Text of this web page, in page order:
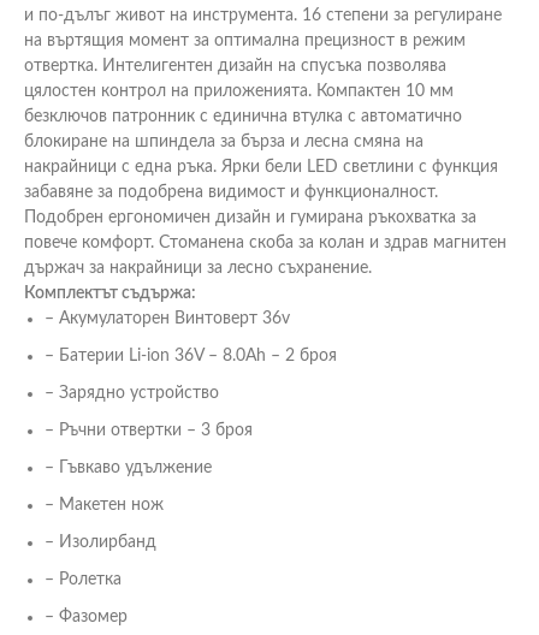
и по-дълъг живот на инструмента. 16 степени за регулиране
на въртящия момент за оптимална прецизност в режим
отвертка. Интелигентен дизайн на спусъка позволява
цялостен контрол на приложенията. Компактен 10 мм
безключов патронник с единична втулка с автоматично
блокиране на шпиндела за бърза и лесна смяна на
накрайници с една ръка. Ярки бели LED светлини с функция
забавяне за подобрена видимост и функционалност.
Подобрен ергономичен дизайн и гумирана ръкохватка за
повече комфорт. Стоманена скоба за колан и здрав магнитен
държач за накрайници за лесно съхранение.
Комплектът съдържа:
– Акумулаторен Винтоверт 36v
– Батерии Li-ion 36V – 8.0Ah – 2 броя
– Зарядно устройство
– Ръчни отвертки – 3 броя
– Гъвкаво удължение
– Макетен нож
– Изолирбанд
– Ролетка
– Фазомер